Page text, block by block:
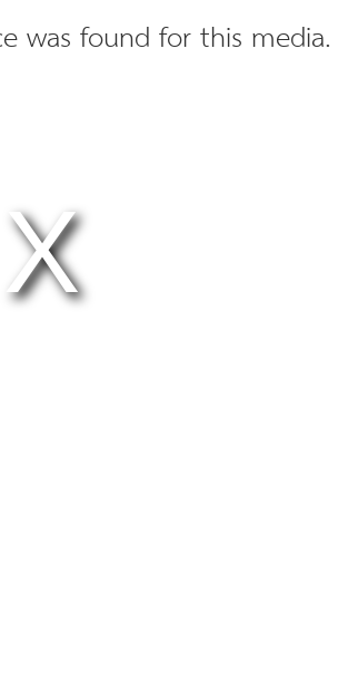
was found for this media.